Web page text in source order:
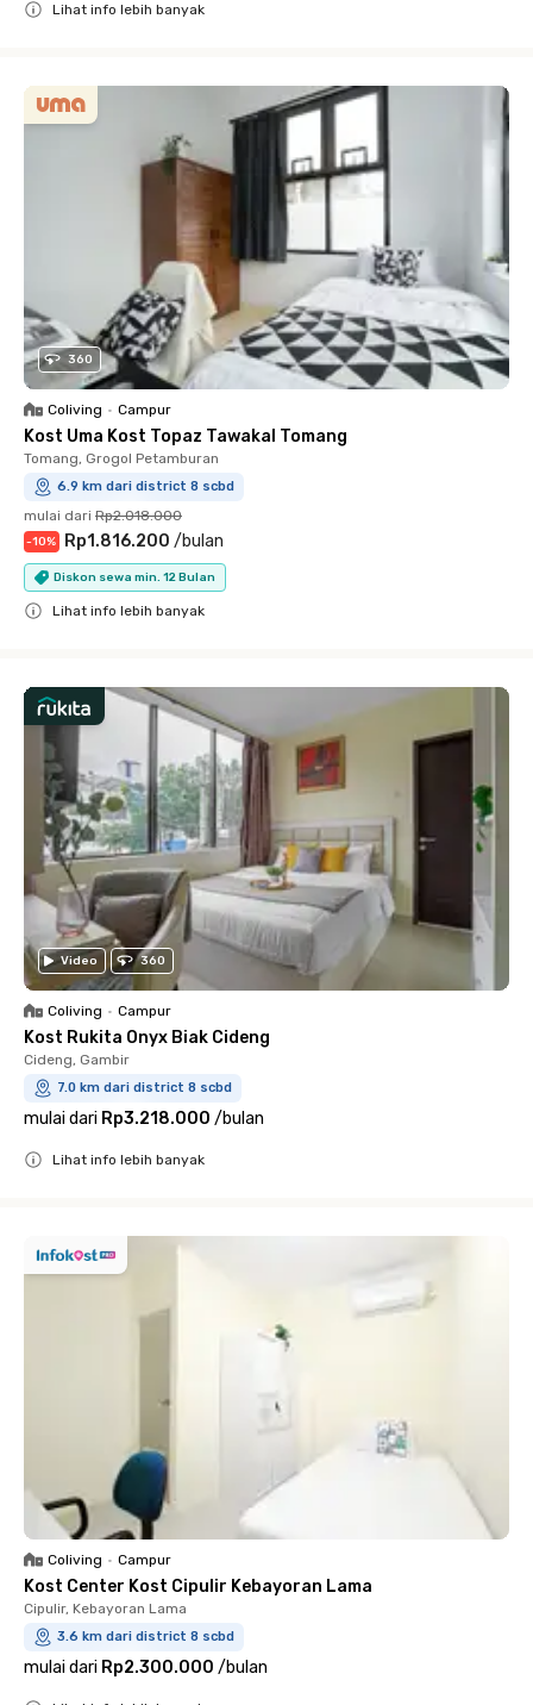
Lihat info lebih banyak
360
Coliving • Campur
Kost Uma Kost Topaz Tawakal Tomang
Tomang, Grogol Petamburan
6.9 km dari district 8 scbd
mulai dari Rp2.018.000
-10% Rp1.816.200 /bulan
Diskon sewa min. 12 Bulan
Lihat info lebih banyak
Video 360
Coliving • Campur
Kost Rukita Onyx Biak Cideng
Cideng, Gambir
7.0 km dari district 8 scbd
mulai dari Rp3.218.000 /bulan
Lihat info lebih banyak
Coliving • Campur
Kost Center Kost Cipulir Kebayoran Lama
Cipulir, Kebayoran Lama
3.6 km dari district 8 scbd
mulai dari Rp2.300.000 /bulan